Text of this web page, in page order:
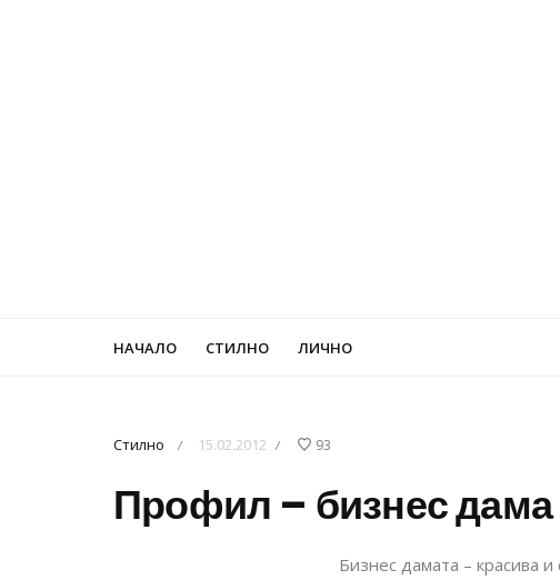
НАЧАЛО СТИЛНО ЛИЧНО
Стилно / 15.02.2012 / 93
Профил – бизнес дама
Бизнес дамата – красива